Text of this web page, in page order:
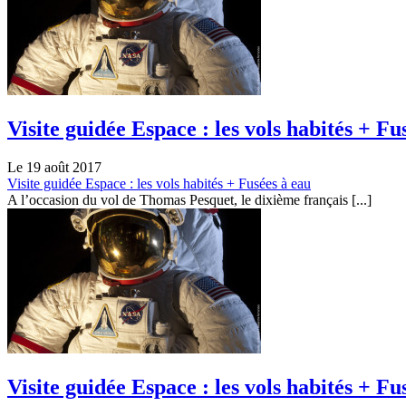
Visite guidée Espace : les vols habités +
Le 19 août 2017
Visite guidée Espace : les vols habités + Fusées à eau
A l’occasion du vol de Thomas Pesquet, le dixième français [...]
Visite guidée Espace : les vols habités +